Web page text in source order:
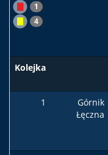
1
4
Kolejka
1
Górnik
Łęczna